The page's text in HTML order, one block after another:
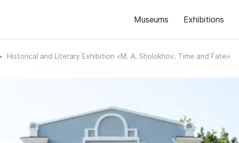
Museums Exhibitions
Historical and Literary Exhibition «M. A. Sholokhov. Time and Fate»